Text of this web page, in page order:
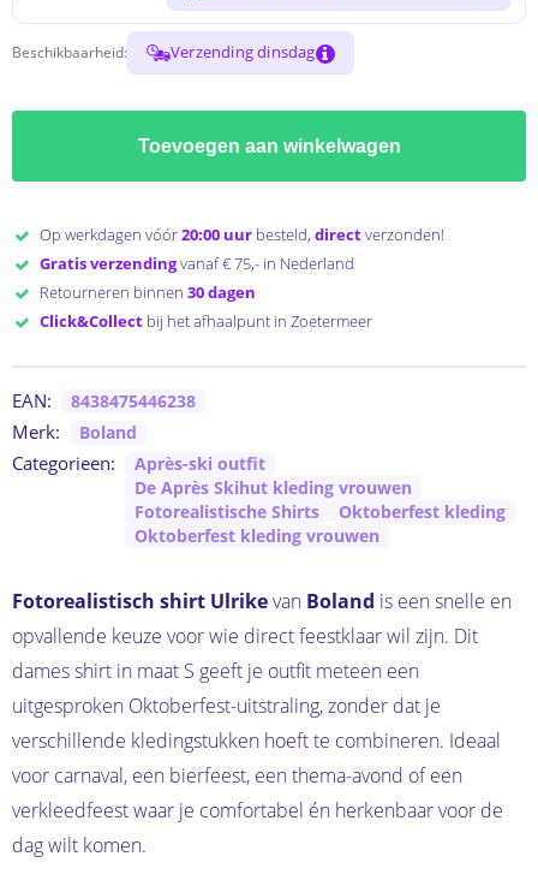
Beschikbaarheid: Verzending dinsdag
Toevoegen aan winkelwagen
Op werkdagen vóór20:00 uurbesteld, directverzonden!
Gratis verzendingvanaf € 75,- in Nederland
Retourneren binnen 30 dagen
Click&Collectbij het afhaalpunt in Zoetermeer
EAN: 8438475446238
Merk: Boland
Categorieen:
Après-ski outfit
De Après Skihut kleding vrouwen
Fotorealistische Shirts
Oktoberfest kleding
Oktoberfest kleding vrouwen
Fotorealistisch shirt Ulrikevan Boland is een snelle en
opvallende keuze voor wie direct feestklaar wil zijn. Dit
dames shirt in maat S geeft je outfit meteen een
uitgesproken Oktoberfest-uitstraling, zonder dat je
verschillende kledingstukken hoeft te combineren. Ideaal
voor carnaval, een bierfeest, een thema-avond of een
verkleedfeest waar je comfortabel én herkenbaar voor de
dag wilt komen.